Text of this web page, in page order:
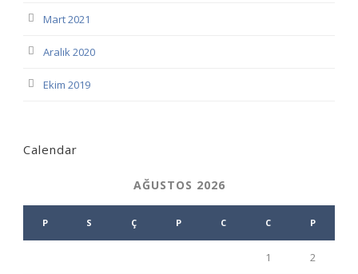
Mart 2021
Aralık 2020
Ekim 2019
Calendar
AĞUSTOS 2026
P S Ç P C C P
1 2